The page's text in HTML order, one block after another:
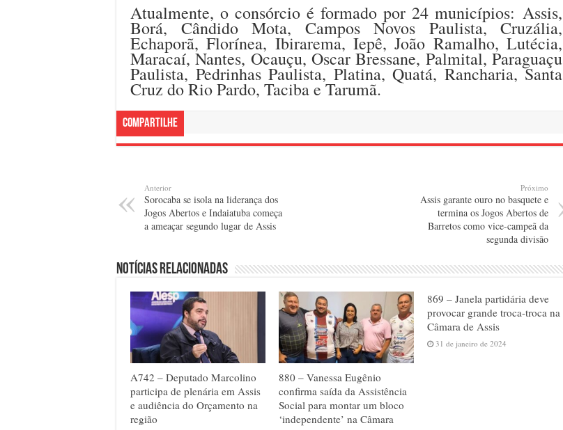
Atualmente, o consórcio é formado por 24 municípios: Assis,
Borá, Cândido Mota, Campos Novos Paulista, Cruzália,
Echaporã, Florínea, Ibirarema, Iepê, João Ramalho, Lutécia,
Maracaí, Nantes, Ocauçu, Oscar Bressane, Palmital, Paraguaçu
Paulista, Pedrinhas Paulista, Platina, Quatá, Rancharia, Santa
Cruz do Rio Pardo, Taciba e Tarumã.
Compartilhe
Anterior
Sorocaba se isola na liderança dos
Jogos Abertos e Indaiatuba começa
a ameaçar segundo lugar de Assis
Próximo
Assis garante ouro no basquete e
termina os Jogos Abertos de
Barretos como vice-campeã da
segunda divisão
Notícias relacionadas
A742 – Deputado Marcolino
participa de plenária em Assis
e audiência do Orçamento na
região
880 – Vanessa Eugênio
confirma saída da Assistência
Social para montar um bloco
‘independente’ na Câmara
869 – Janela partidária deve
provocar grande troca-troca na
Câmara de Assis
31 de janeiro de 2024